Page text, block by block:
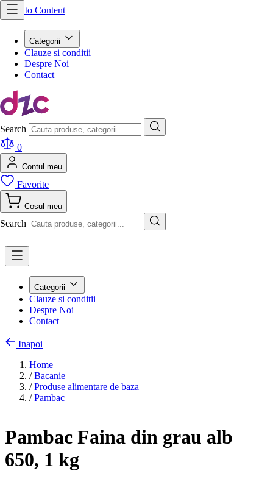
Skip to Content
Categorii
Clauze si conditii
Despre Noi
Contact
Search
0
Contul meu
Favorite
Cosul meu
Search
Categorii
Clauze si conditii
Despre Noi
Contact
Inapoi
Home
/ Bacanie
/ Produse alimentare de baza
/ Pambac
Pambac Faina din grau alb
650, 1 kg